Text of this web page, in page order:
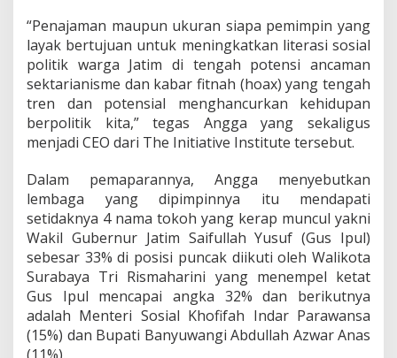
“Penajaman maupun ukuran siapa pemimpin yang
layak bertujuan untuk meningkatkan literasi sosial
politik warga Jatim di tengah potensi ancaman
sektarianisme dan kabar fitnah (hoax) yang tengah
tren dan potensial menghancurkan kehidupan
berpolitik kita,” tegas Angga yang sekaligus
menjadi CEO dari The Initiative Institute tersebut.
Dalam pemaparannya, Angga menyebutkan
lembaga yang dipimpinnya itu mendapati
setidaknya 4 nama tokoh yang kerap muncul yakni
Wakil Gubernur Jatim Saifullah Yusuf (Gus Ipul)
sebesar 33% di posisi puncak diikuti oleh Walikota
Surabaya Tri Rismaharini yang menempel ketat
Gus Ipul mencapai angka 32% dan berikutnya
adalah Menteri Sosial Khofifah Indar Parawansa
(15%) dan Bupati Banyuwangi Abdullah Azwar Anas